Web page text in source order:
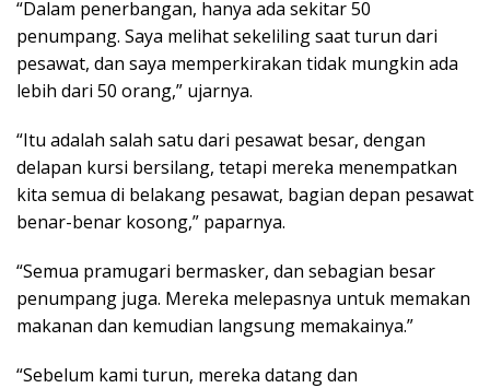
“Dalam penerbangan, hanya ada sekitar 50
penumpang. Saya melihat sekeliling saat turun dari
pesawat, dan saya memperkirakan tidak mungkin ada
lebih dari 50 orang,” ujarnya.
“Itu adalah salah satu dari pesawat besar, dengan
delapan kursi bersilang, tetapi mereka menempatkan
kita semua di belakang pesawat, bagian depan pesawat
benar-benar kosong,” paparnya.
“Semua pramugari bermasker, dan sebagian besar
penumpang juga. Mereka melepasnya untuk memakan
makanan dan kemudian langsung memakainya.”
“Sebelum kami turun, mereka datang dan